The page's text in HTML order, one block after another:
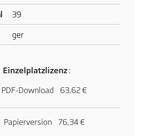
39
ger
Einzelplatzlizenz:
PDF-Download
63,62 €
Papierversion 76,34 €